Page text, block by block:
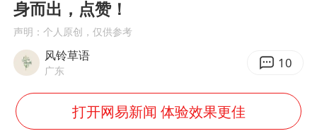
四川宜宾市高县发生4.9级地震
台湾海峡南口北上船舶实施交通管制
“新疆阿勒泰八月能滑雪”不实
江苏发布台风蓝色预警
身而出，点赞！
声明：个人原创，仅供参考
风铃草语
广东 10
打开网易新闻 体验效果更佳